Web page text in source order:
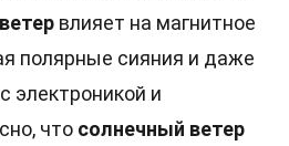
влияет на магнитное
полярные сияния и даже
электроникой и
что солнечный ветер